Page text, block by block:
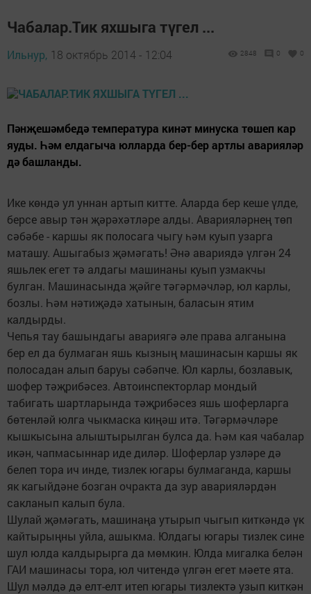
Чабалар.Тик яхшыга түгел ...
Ильнур, 18 октябрь 2014 - 12:04 2848 0 0
Пәнҗешәмбедә температура кинәт минуска төшеп кар
яуды. Һәм елдагыча юлларда бер-бер артлы аварияләр
дә башланды.
Ике көндә ул уннан артып китте. Аларда бер кеше үлде,
берсе авыр тән җәрәхәтләре алды. Аварияләрнең төп
сәбәбе - каршы як полосага чыгу һәм куып узарга
маташу. Ашыгабыз җәмәгать! Әнә авариядә үлгән 24
яшьлек егет тә алдагы машинаны куып узмакчы
булган. Машинасында җәйге тәгәрмәчләр, юл карлы,
бозлы. Һәм нәтиҗәдә хатынын, баласын ятим
калдырды.
Чепья тау башындагы авариягә әле права алганына
бер ел да булмаган яшь кызның машинасын каршы як
полосадан алып баруы сәбәпче. Юл карлы, бозлавык,
шофер тәҗрибәсез. Автоинспекторлар мондый
табигать шартларында тәҗрибәсез яшь шоферларга
бөтенләй юлга чыкмаска киңәш итә. Тәгәрмәчләре
кышкысына алыштырылган булса да. Һәм кая чабалар
икән, чапмасыннар иде диләр. Шоферлар узләре дә
белеп тора ич инде, тизлек югары булмаганда, каршы
як кагыйдәне бозган очракта да зур аварияләрдән
сакланып калып була.
Шулай җәмәгать, машинаңа утырып чыгып киткәндә үк
кайтырыңны уйла, ашыкма. Юлдагы югары тизлек сине
шул юлда калдырырга да мөмкин. Юлда мигалка белән
ГАИ машинасы тора, юл читендә үлгән егет мәете ята.
Шул мәлдә дә елт-елт итеп югары тизлектә узып киткән